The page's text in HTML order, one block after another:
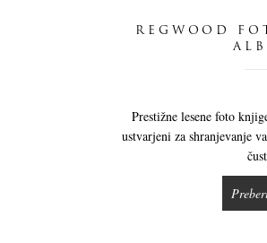
REGWOOD
Prestižne lesene foto
ustvarjeni za shranjevanje